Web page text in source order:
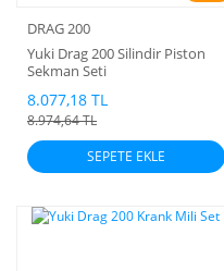
DRAG 200
Yuki Drag 200 Silindir Piston
Sekman Seti
8.077,18 TL
8.974,64 TL
SEPETE EKLE